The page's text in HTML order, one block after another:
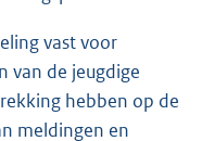
vast voor
van de jeugdige
hebben op de
meldingen en